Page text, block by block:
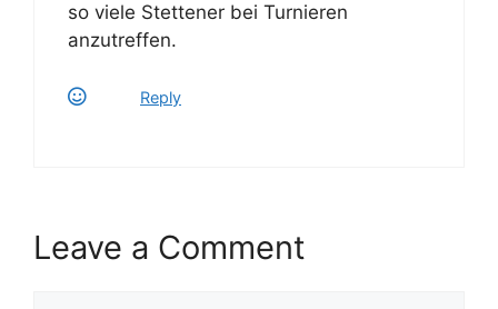
so viele Stettener bei Turnieren
anzutreffen.
Reply
Leave a Comment